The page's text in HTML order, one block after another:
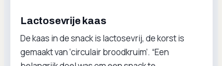
Lactosevrije kaas
De kaas in de snack is lactosevrij, de korst is
gemaakt van ‘circulair broodkruim’. “Een